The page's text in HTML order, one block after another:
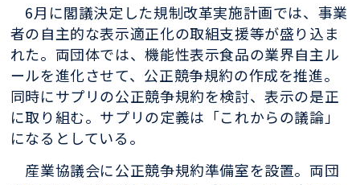
6月に閣議決定した規制改革実施計画では、事業
者の自主的な表示適正化の取組支援等が盛り込ま
れた。両団体では、機能性表示食品の業界自主ル
ールを進化させて、公正競争規約の作成を推進。
同時にサプリの公正競争規約を検討、表示の是正
に取り組む。サプリの定義は「これからの議論」
になるとしている。
産業協議会に公正競争規約準備室を設置。両団